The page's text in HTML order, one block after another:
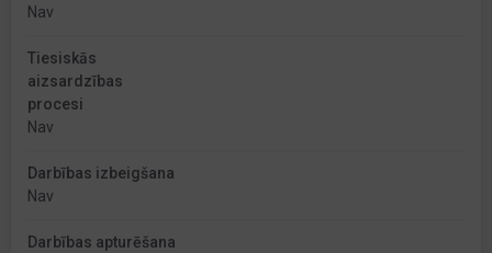
Nav
Tiesiskās
aizsardzības
procesi
Nav
Darbības izbeigšana
Nav
Darbības apturēšana